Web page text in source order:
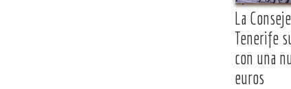
La
Tenerife
con una
euros